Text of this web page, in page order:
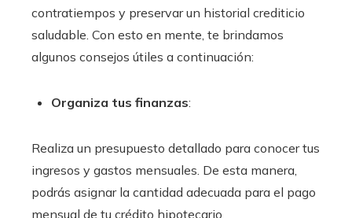
contratiempos y preservar un historial crediticio
saludable. Con esto en mente, te brindamos
algunos consejos útiles a continuación:
Organiza tus finanzas:
Realiza un presupuesto detallado para conocer tus
ingresos y gastos mensuales. De esta manera,
podrás asignar la cantidad adecuada para el pago
mensual de tu crédito hipotecario.